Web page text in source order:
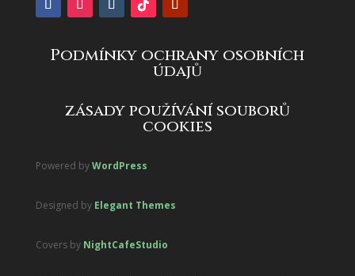
Podmínky ochrany osobních
údajů
zásady používání souborů
cookies
Powered byWordPress
Designed by Elegant Themes
Covers by NightCafeStudio